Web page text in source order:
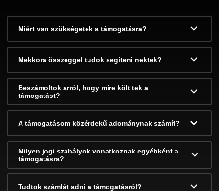
Miért van szükségetek a támogatásra?
Mekkora összeggel tudok segíteni nektek?
Beszámoltok arról, hogy mire költitek a
támogatást?
A támogatásom közérdekű adománynak számít?
Milyen jogi szabályok vonatkoznak egyébként a
támogatásra?
Tudtok számlát adni a támogatásról?